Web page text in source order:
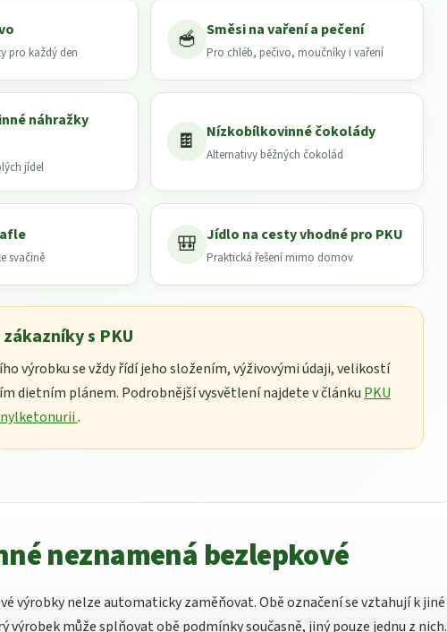
pro každý den 🥣 Směsi na vaření a pečení
Pro chléb, pečivo, moučníky i vaření
náhražky
jídel
🍫 Nízkobílkovinné čokolády
Alternativy běžných čokolád
svačině 🎒 Jídlo na cesty vhodné pro PKU
Praktická řešení mimo domov
s PKU
výrobku se vždy řídí jeho složením, výživovými údaji, velikostí
dietním plánem. Podrobnější vysvětlení najdete v článku PKU
.
neznamená bezlepkové
výrobky nelze automaticky zaměňovat. Obě označení se vztahují k jiné
může splňovat obě podmínky současně, jiný pouze jednu z nich.